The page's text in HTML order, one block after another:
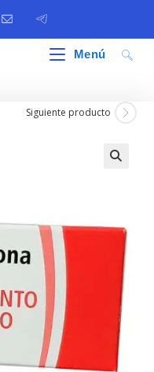
Menú
Siguiente producto